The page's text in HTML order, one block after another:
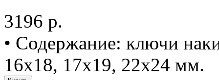
3196 p.
• Содержание: ключи
16х18, 17х19, 22х24 мм.